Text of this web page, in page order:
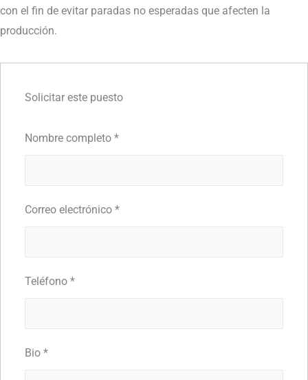
con el fin de evitar paradas no esperadas que afecten la
producción.
Solicitar este puesto
Nombre completo *
Correo electrónico *
Teléfono *
Bio *